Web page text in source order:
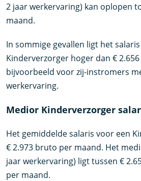
2 jaar werkervaring) kan oplopen
maand.
In sommige gevallen ligt het
Kinderverzorger hoger dan €
bijvoorbeeld voor zij-instromers
werkervaring.
Medior Kinderverzorger
Het gemiddelde salaris voor een
€ 2.973 bruto per maand. Het
jaar werkervaring) ligt tussen €
per maand.